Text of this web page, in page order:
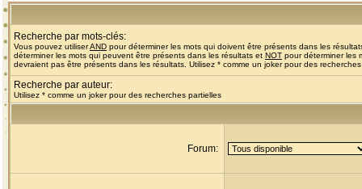
Recherche par mots-clés:
Vous pouvez utiliserAND pour déterminer les mots qui doivent être présents dans les
déterminer les mots qui peuvent être présents dans les résultats et NOT pour déterminer les
devraient pas être présents dans les résultats. Utilisez * comme un joker pour des
Recherche par auteur:
Utilisez * comme un joker pour des recherches partielles
Forum: